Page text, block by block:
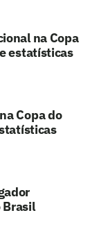
na Copa
estatísticas
Copa do
Brasil